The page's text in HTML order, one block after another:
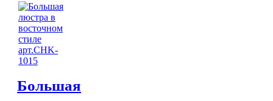
Тарелки и блюда
Сундуки
Шкатулки
Большая